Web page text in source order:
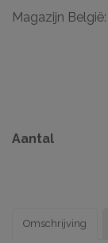
Magazijn België:
Aantal
Omschrijving